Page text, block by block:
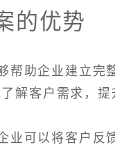
的优势
助企业建立完
解客户需求，提
可以将客户反